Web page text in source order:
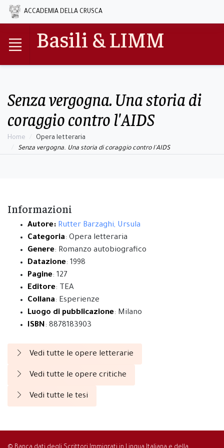
ACCADEMIA DELLA CRUSCA
Basili & LIMM
Senza vergogna. Una storia di
coraggio contro l'AIDS
Home
Opera letteraria
Senza vergogna. Una storia di coraggio contro l'AIDS
Informazioni
Autore: Rutter Barzaghi, Ursula
Categoria: Opera letteraria
Genere: Romanzo autobiografico
Datazione: 1998
Pagine: 127
Editore: TEA
Collana: Esperienze
Luogo di pubblicazione: Milano
ISBN: 8878183903
Vedi tutte le opere letterarie
Vedi tutte le opere critiche
Vedi tutte le tesi